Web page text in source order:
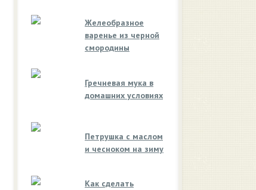
Желеобразное
варенье из черной
смородины
Гречневая мука в
домашних условиях
Петрушка с маслом
и чесноком на зиму
Как сделать